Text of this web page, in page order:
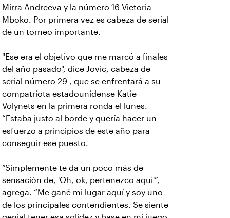
Mirra Andreeva y la número 16 Victoria
Mboko. Por primera vez es cabeza de serial
de un torneo importante.
"Ese era el objetivo que me marcó a finales
del año pasado", dice Jovic, cabeza de
serial número 29 , que se enfrentará a su
compatriota estadounidense Katie
Volynets en la primera ronda el lunes.
“Estaba justo al borde y quería hacer un
esfuerzo a principios de este año para
conseguir ese puesto.
“Simplemente te da un poco más de
sensación de, 'Oh, ok, pertenezco aquí'”,
agrega. “Me gané mi lugar aquí y soy uno
de los principales contendientes. Se siente